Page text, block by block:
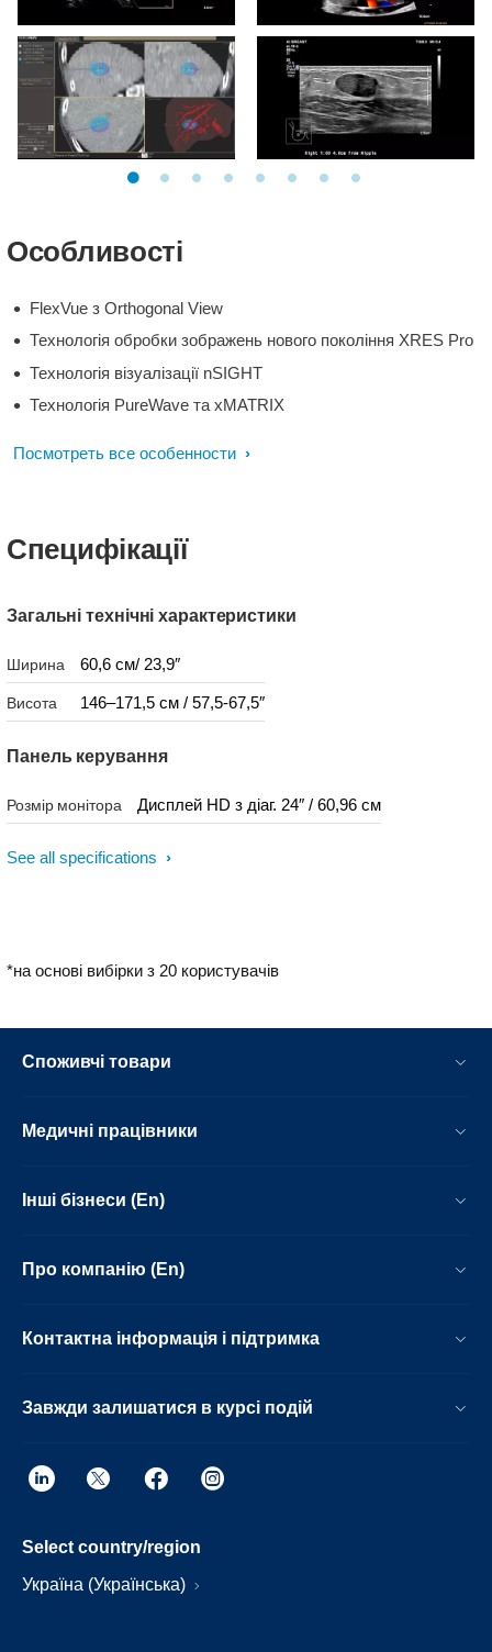
Особливості
FlexVue з Orthogonal View
Технологія обробки зображень нового покоління XRES Pro
Технологія візуалізації nSIGHT
Технологія PureWave та xMATRIX
Посмотреть все особенности
Специфікації
Загальні технічні характеристики
Ширина 60,6 см/ 23,9″
Висота 146–171,5 см / 57,5-67,5″
Панель керування
Розмір монітора Дисплей HD з діаг. 24″ / 60,96 см
See all specifications
*на основі вибірки з 20 користувачів
Споживчі товари
Медичні працівники
Інші бізнеси (En)
Про компанію (En)
Контактна інформація і підтримка
Завжди залишатися в курсі подій
Select country/region
Україна (Українська)